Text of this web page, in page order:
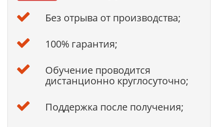
Без отрыва от производства;
100% гарантия;
Обучение проводится
дистанционно круглосуточно;
Поддержка после получения;